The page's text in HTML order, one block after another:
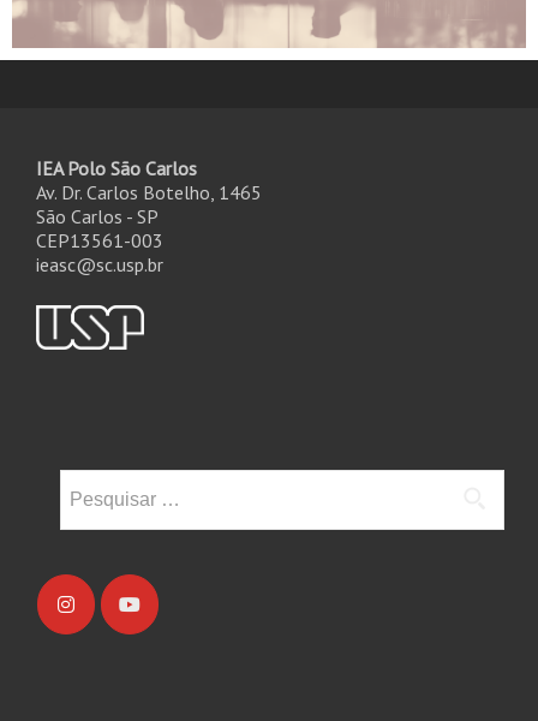
IEA Polo São Carlos
Av. Dr. Carlos Botelho, 1465
São Carlos - SP
CEP13561-003
ieasc@sc.usp.br